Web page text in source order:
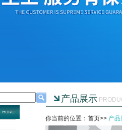
产品展示
你当前的位置：首页>> 产品